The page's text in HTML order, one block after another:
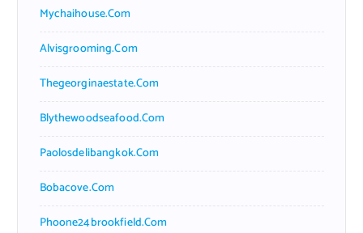
Mychaihouse.com
Alvisgrooming.com
Thegeorginaestate.com
Blythewoodseafood.com
Paolosdelibangkok.com
Bobacove.com
Phoone24brookfield.com